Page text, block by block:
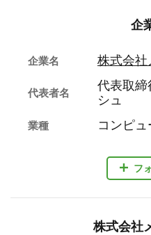
企
フ
企業名 株式会社
代表者名
代表取
シュ
業種 コンピ
株式会社